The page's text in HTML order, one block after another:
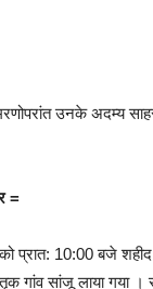
उनके अदम्य
=
प्रात: 10:00 बजे शहीद
गांव सांजू लाया गया ।